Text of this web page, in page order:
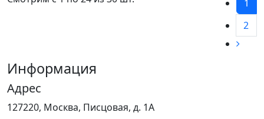
1
2
Информация
Адрес
127220, Москва, Писцовая, д. 1А